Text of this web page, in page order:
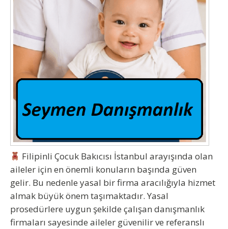
Filipinli Çocuk Bakıcısı İstanbul arayışında olan
aileler için en önemli konuların başında güven
gelir. Bu nedenle yasal bir firma aracılığıyla hizmet
almak büyük önem taşımaktadır. Yasal
prosedürlere uygun şekilde çalışan danışmanlık
firmaları sayesinde aileler güvenilir ve referanslı